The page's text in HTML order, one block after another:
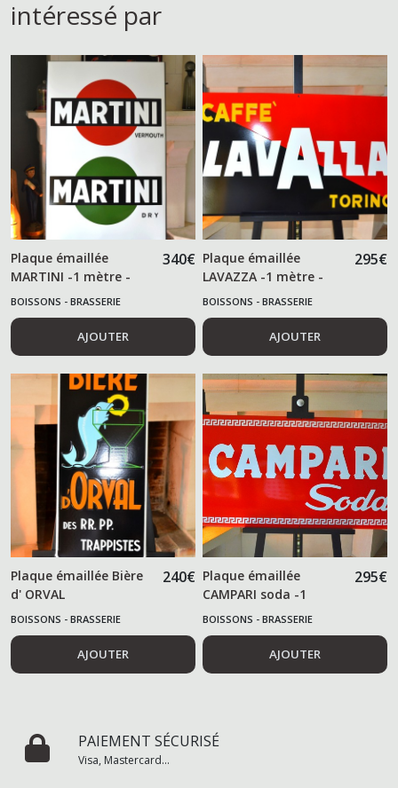
intéressé par
Plaque émaillée
MARTINI -1 mètre -
340€
BOISSONS - BRASSERIE
AJOUTER
Plaque émaillée
LAVAZZA -1 mètre -
295€
BOISSONS - BRASSERIE
AJOUTER
Plaque émaillée Bière
d' ORVAL
240€
BOISSONS - BRASSERIE
AJOUTER
Plaque émaillée
CAMPARI soda -1
mètre -
295€
BOISSONS - BRASSERIE
AJOUTER
PAIEMENT SÉCURISÉ
Visa, Mastercard...